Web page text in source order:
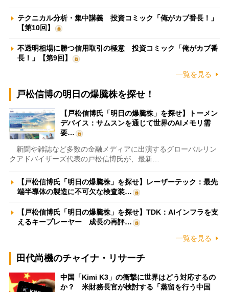
テクニカル分析・集中講義 投資コミック「俺がカブ番長！」
【第10回】
不透明相場に勝つ信用取引の極意 投資コミック「俺がカブ番
長！」【第9回】
一覧を見る
戸松信博の明日の爆騰株を探せ！
【戸松信博氏「明日の爆騰株」を探せ】トーメン
デバイス：サムスンを通じて世界のAIメモリ需
要…
新聞や雑誌など多数の金融メディアに出演するグローバルリン
クアドバイザーズ代表の戸松信博氏が、最新…
【戸松信博氏「明日の爆騰株」を探せ】レーザーテック：最先
端半導体の製造に不可欠な検査装…
【戸松信博氏「明日の爆騰株」を探せ】TDK：AIインフラを支
えるキープレーヤー 成長の再評…
一覧を見る
田代尚機のチャイナ・リサーチ
中国「Kimi K3」の衝撃に世界はどう対応するの
か？ 米財務長官が検討する「蒸留を行う中国